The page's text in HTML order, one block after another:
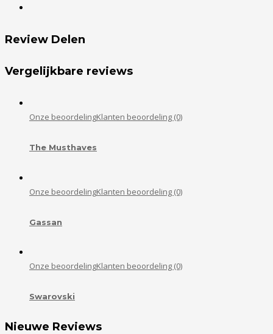
Review Delen
Vergelijkbare reviews
Onze beoordelingKlanten beoordeling (0)
The Musthaves
Onze beoordelingKlanten beoordeling (0)
Gassan
Onze beoordelingKlanten beoordeling (0)
Swarovski
Nieuwe Reviews